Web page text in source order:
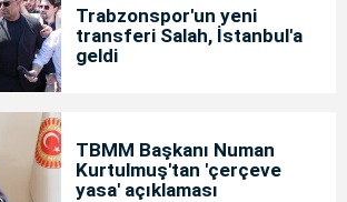
Trabzonspor'un yeni
transferi Salah, İstanbul'a
geldi
TBMM Başkanı Numan
Kurtulmuş'tan 'çerçeve
yasa' açıklaması